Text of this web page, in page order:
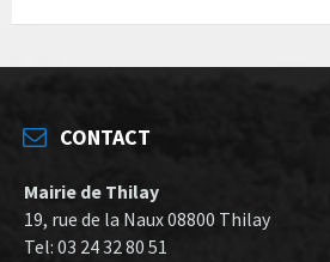
CONTACT
Mairie de Thilay
19, rue de la Naux 08800 Thilay
Tel: 03 24 32 80 51